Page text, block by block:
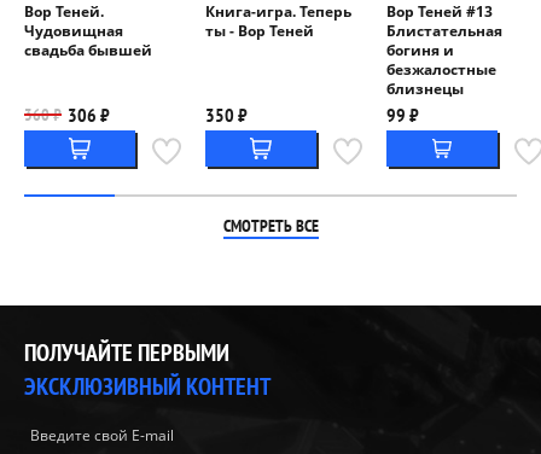
Вор Теней.
Чудовищная
свадьба бывшей
360 ₽ 306 ₽
Книга-игра. Теперь
ты - Вор Теней
350 ₽
Вор Теней #13
Блистательная
богиня и
безжалостные
близнецы
99 ₽
СМОТРЕТЬ ВСЕ
ПОЛУЧАЙТЕ ПЕРВЫМИ
ЭКСКЛЮЗИВНЫЙ КОНТЕНТ